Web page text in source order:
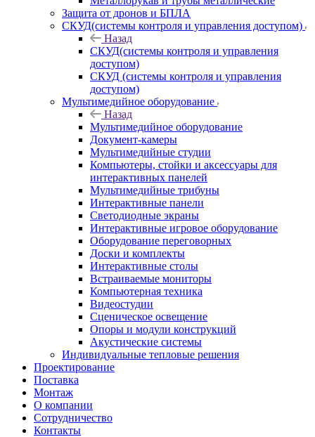
Защита от дронов и БПЛА
СКУД(системы контроля и управления доступом)
Назад
СКУД(системы контроля и управления
доступом)
СКУД (системы контроля и управления
доступом)
Мультимедийное оборудование
Назад
Мультимедийное оборудование
Документ-камеры
Мультимедийные студии
Компьютеры, стойки и аксессуары для
интерактивных панелей
Мультимедийные трибуны
Интерактивные панели
Светодиодные экраны
Интерактивные игровое оборудование
Оборудование переговорных
Доски и комплекты
Интерактивные столы
Встраиваемые мониторы
Компьютерная техника
Видеостудии
Cценическое освещение
Опоры и модули конструкций
Акустические системы
Индивидуальные тепловые решения
Проектирование
Поставка
Монтаж
О компании
Сотрудничество
Контакты